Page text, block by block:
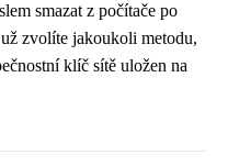
smazat z počítače po
zvolíte jakoukoli metodu,
klíč sítě uložen na